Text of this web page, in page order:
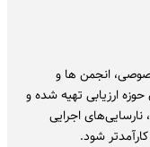
انجمن ها و
ارزیابی تهیه شده و
اجرایی
شود.